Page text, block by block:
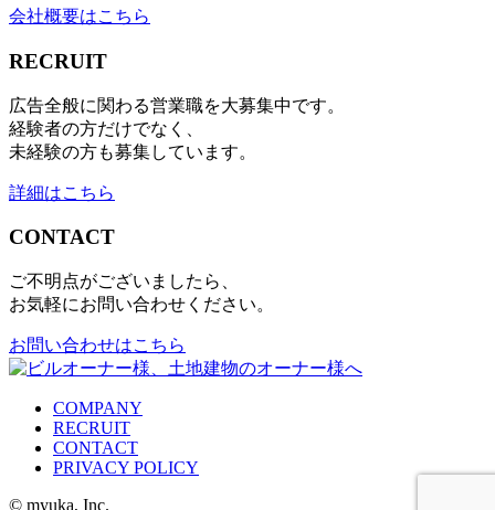
会社概要はこちら
RECRUIT
広告全般に関わる営業職を大募集中です。
経験者の方だけでなく、
未経験の方も募集しています。
詳細はこちら
CONTACT
ご不明点がございましたら、
お気軽にお問い合わせください。
お問い合わせはこちら
COMPANY
RECRUIT
CONTACT
PRIVACY POLICY
© myuka, Inc.